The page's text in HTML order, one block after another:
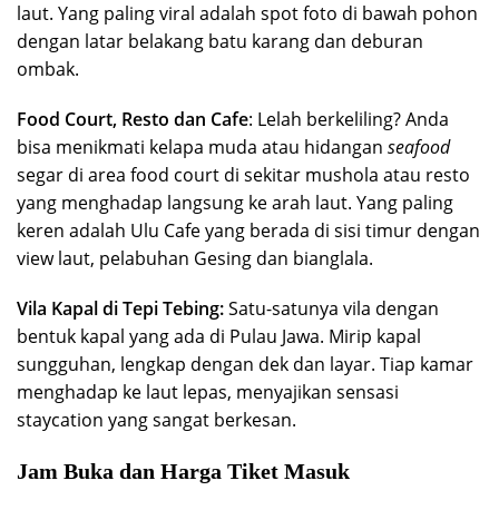
laut. Yang paling viral adalah spot foto di bawah pohon
dengan latar belakang batu karang dan deburan
ombak.
Food Court, Resto dan Cafe: Lelah berkeliling? Anda
bisa menikmati kelapa muda atau hidangan seafood
segar di area food court di sekitar mushola atau resto
yang menghadap langsung ke arah laut. Yang paling
keren adalah Ulu Cafe yang berada di sisi timur dengan
view laut, pelabuhan Gesing dan bianglala.
Vila Kapal di Tepi Tebing:Satu-satunya vila dengan
bentuk kapal yang ada di Pulau Jawa. Mirip kapal
sungguhan, lengkap dengan dek dan layar. Tiap kamar
menghadap ke laut lepas, menyajikan sensasi
staycation yang sangat berkesan.
Jam Buka dan Harga Tiket Masuk